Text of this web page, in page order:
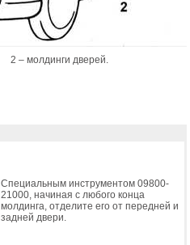
2 – молдинги дверей.
Специальным инструментом 09800-
21000, начиная с любого конца
молдинга, отделите его от передней и
задней двери.